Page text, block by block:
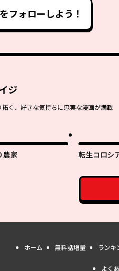
フォローしよう！
ジ
く、好きな気持ちに忠実な漫画が満載
農家
転生コロシ
ります～
ホーム 無料話増量 ランキ
よく